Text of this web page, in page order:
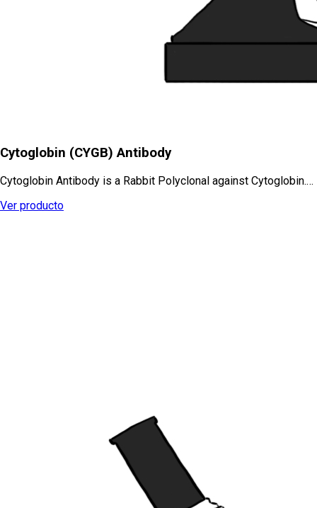
Cytoglobin (CYGB) Antibody
Cytoglobin Antibody is a Rabbit Polyclonal against Cytoglobin.…
Ver producto